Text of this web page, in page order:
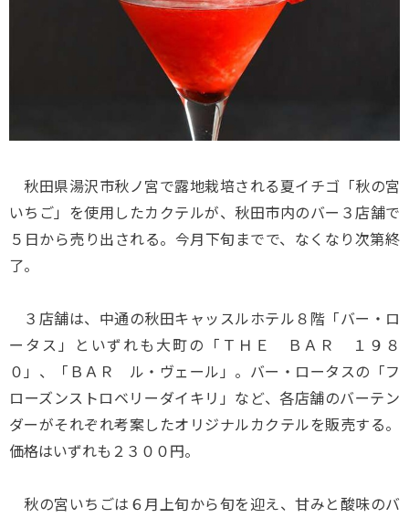
秋田県湯沢市秋ノ宮で露地栽培される夏イチゴ「秋の宮
いちご」を使用したカクテルが、秋田市内のバー３店舗で
５日から売り出される。今月下旬までで、なくなり次第終
了。
３店舗は、中通の秋田キャッスルホテル８階「バー・ロ
ータス」といずれも大町の「ＴＨＥ ＢＡＲ １９８
０」、「ＢＡＲ ル・ヴェール」。バー・ロータスの「フ
ローズンストロベリーダイキリ」など、各店舗のバーテン
ダーがそれぞれ考案したオリジナルカクテルを販売する。
価格はいずれも２３００円。
秋の宮いちごは６月上旬から旬を迎え、甘みと酸味のバ